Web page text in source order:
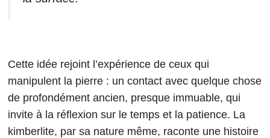
Cette idée rejoint l’expérience de ceux qui
manipulent la pierre : un contact avec quelque chose
de profondément ancien, presque immuable, qui
invite à la réflexion sur le temps et la patience. La
kimberlite, par sa nature même, raconte une histoire